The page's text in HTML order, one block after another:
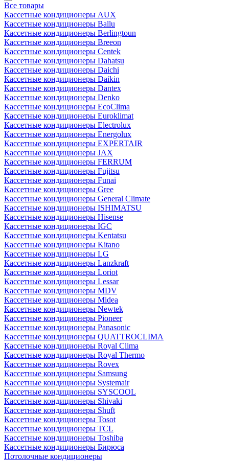
Все товары
Кассетные кондиционеры AUX
Кассетные кондиционеры Ballu
Кассетные кондиционеры Berlingtoun
Кассетные кондиционеры Breeon
Кассетные кондиционеры Centek
Кассетные кондиционеры Dahatsu
Кассетные кондиционеры Daichi
Кассетные кондиционеры Daikin
Кассетные кондиционеры Dantex
Кассетные кондиционеры Denko
Кассетные кондиционеры EcoClima
Кассетные кондиционеры Euroklimat
Кассетные кондиционеры Electrolux
Кассетные кондиционеры Energolux
Кассетные кондиционеры EXPERTAIR
Кассетные кондиционеры JAX
Кассетные кондиционеры FERRUM
Кассетные кондиционеры Fujitsu
Кассетные кондиционеры Funai
Кассетные кондиционеры Gree
Кассетные кондиционеры General Climate
Кассетные кондиционеры ISHIMATSU
Кассетные кондиционеры Hisense
Кассетные кондиционеры IGC
Кассетные кондиционеры Kentatsu
Кассетные кондиционеры Kitano
Кассетные кондиционеры LG
Кассетные кондиционеры Lanzkraft
Кассетные кондиционеры Loriot
Кассетные кондиционеры Lessar
Кассетные кондиционеры MDV
Кассетные кондиционеры Midea
Кассетные кондиционеры Newtek
Кассетные кондиционеры Pioneer
Кассетные кондиционеры Panasonic
Кассетные кондиционеры QUATTROCLIMA
Кассетные кондиционеры Royal Clima
Кассетные кондиционеры Royal Thermo
Кассетные кондиционеры Rovex
Кассетные кондиционеры Samsung
Кассетные кондиционеры Systemair
Кассетные кондиционеры SYSCOOL
Кассетные кондиционеры Shivaki
Кассетные кондиционеры Shuft
Кассетные кондиционеры Tosot
Кассетные кондиционеры TCL
Кассетные кондиционеры Toshiba
Кассетные кондиционеры Бирюса
Потолочные кондиционеры